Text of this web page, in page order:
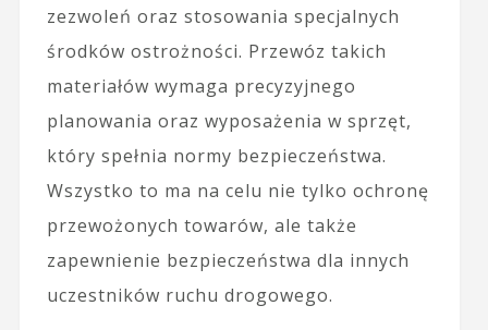
zezwoleń oraz stosowania specjalnych
środków ostrożności. Przewóz takich
materiałów wymaga precyzyjnego
planowania oraz wyposażenia w sprzęt,
który spełnia normy bezpieczeństwa.
Wszystko to ma na celu nie tylko ochronę
przewożonych towarów, ale także
zapewnienie bezpieczeństwa dla innych
uczestników ruchu drogowego.